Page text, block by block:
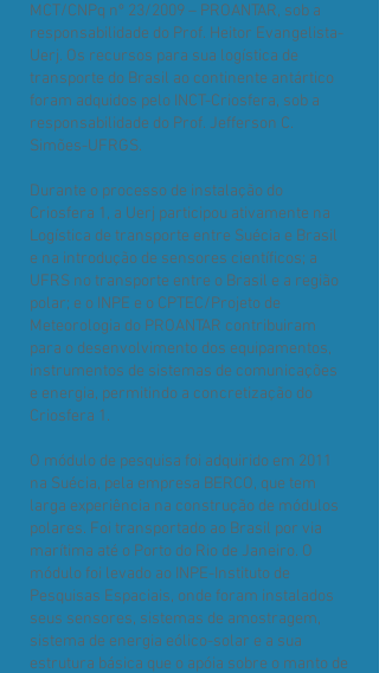
MCT/CNPq nº 23/2009 – PROANTAR, sob a
responsabilidade do Prof. Heitor Evangelista-
Uerj. Os recursos para sua logística de
transporte do Brasil ao continente antártico
foram adquidos pelo INCT-Criosfera, sob a
responsabilidade do Prof. Jefferson C.
Simões-UFRGS.
Durante o processo de instalação do
Criosfera 1, a Uerj participou ativamente na
Logística de transporte entre Suécia e Brasil
e na introdução de sensores científicos; a
UFRS no transporte entre o Brasil e a região
polar; e o INPE e o CPTEC/Projeto de
Meteorologia do PROANTAR contribuiram
para o desenvolvimento dos equipamentos,
instrumentos de sistemas de comunicações
e energia, permitindo a concretização do
Criosfera 1.
O módulo de pesquisa foi adquirido em 2011
na Suécia, pela empresa BERCO, que tem
larga experiência na construção de módulos
polares. Foi transportado ao Brasil por via
marítima até o Porto do Rio de Janeiro. O
módulo foi levado ao INPE-Instituto de
Pesquisas Espaciais, onde foram instalados
seus sensores, sistemas de amostragem,
sistema de energia eólico-solar e a sua
estrutura básica que o apóia sobre o manto de